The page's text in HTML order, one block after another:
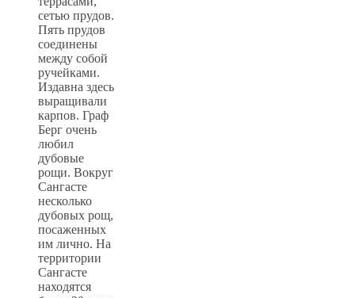
сетью прудов.
Пять прудов
соединены
между собой
ручейками.
Издавна здесь
выращивали
карпов. Граф
Берг очень
любил
дубовые
рощи. Вокруг
Сангасте
несколько
дубовых рощ,
посаженных
им лично. На
территории
Сангасте
находятся